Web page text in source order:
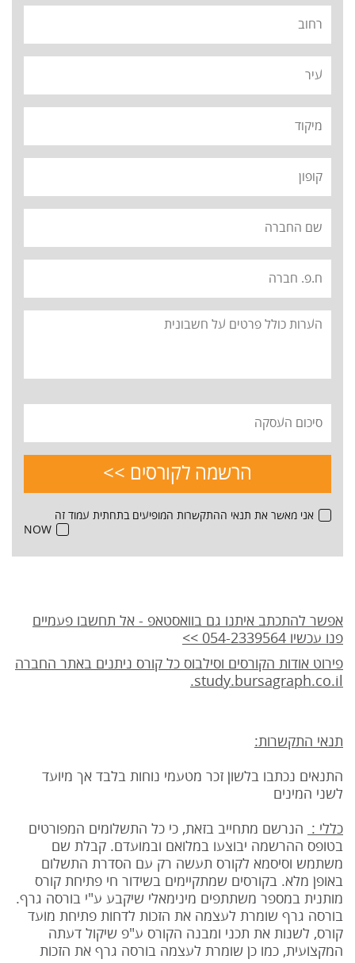
אני מאשר את תנאי ההתקשרות המופיעים בתחתית עמוד זה
NOW
אפשר להתכתב איתנו גם בוואסטאפ - אל תחשבו פעמיים
פנו עכשיו 054-2339564 >>
פירוט אודות הקורסים וסילבוס כל קורס ניתנים באתר החברה
study.bursagraph.co.il.
תנאי התקשרות:
התנאים נכתבו בלשון זכר מטעמי נוחות בלבד אך מיועד
לשני המינים
כללי : הנרשם מתחייב בזאת, כי כל התשלומים המפורטים
בטופס ההרשמה יבוצעו במלואם ובמועדם. קבלת שם
משתמש וסיסמא לקורס תעשה רק עם הסדרת התשלום
באופן מלא. בקורסים שמתקיימים בשידור חי פתיחת קורס
מותנית במספר משתתפים מינימאלי שיקבע ע"י בורסה גרף.
בורסה גרף שומרת לעצמה את הזכות לדחות פתיחת מועד
קורס, לשנות את תכני ומבנה הקורס ע"פ שיקול דעתה
המקצועית, כמו כן שומרת לעצמה בורסה גרף את הזכות